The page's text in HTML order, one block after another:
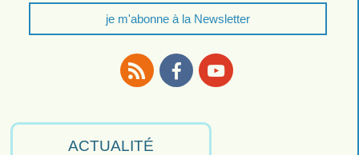
je m'abonne à la Newsletter
ACTUALITÉ